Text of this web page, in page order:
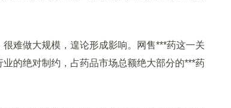
做大规模，遑论形成影响。网售***药这一关
的绝对制约，占药品市场总额绝大部分的***药